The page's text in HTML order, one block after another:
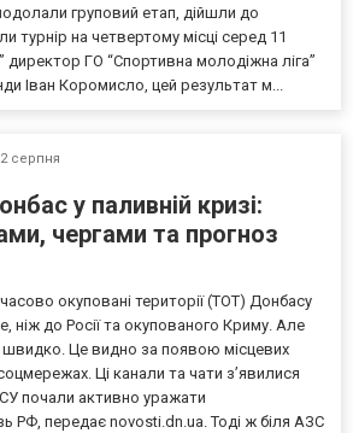
груповий етап, дійшли до
турнір на четвертому місці серед 11
директор ГО “Спортивна молодіжна ліга”
Іван Коромисло, цей результат м...
2 серпня
у паливній кризі:
чергами та прогноз
окуповані території (ТОТ) Донбасу
ніж до Росії та окупованого Криму. Але
Це видно за появою місцевих
Ці канали та чати з’явилися
почали активно уражати
РФ, передає novosti.dn.ua. Тоді ж біля АЗС